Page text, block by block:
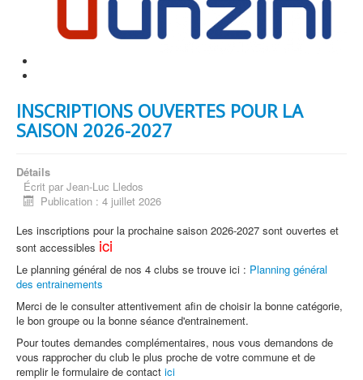
INSCRIPTIONS OUVERTES POUR LA
SAISON 2026-2027
Détails
Écrit par Jean-Luc Lledos
Publication : 4 juillet 2026
Les inscriptions pour la prochaine saison 2026-2027 sont ouvertes et
sont accessibles ici
Le planning général de nos 4 clubs se trouve ici : Planning général
des entrainements
Merci de le consulter attentivement afin de choisir la bonne catégorie,
le bon groupe ou la bonne séance d'entrainement.
Pour toutes demandes complémentaires, nous vous demandons de
vous rapprocher du club le plus proche de votre commune et de
remplir le formulaire de contact ici